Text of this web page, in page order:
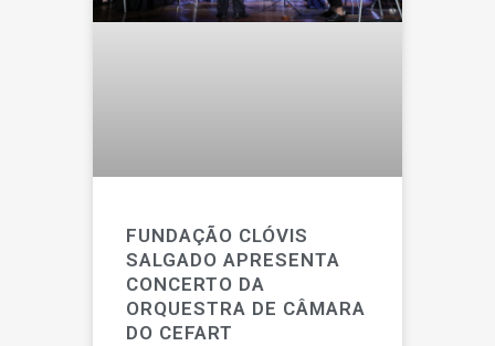
FUNDAÇÃO CLÓVIS
SALGADO APRESENTA
CONCERTO DA
ORQUESTRA DE CÂMARA
DO CEFART